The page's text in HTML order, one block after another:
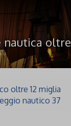
nautica oltre
oltre 12 miglia
nautico 37